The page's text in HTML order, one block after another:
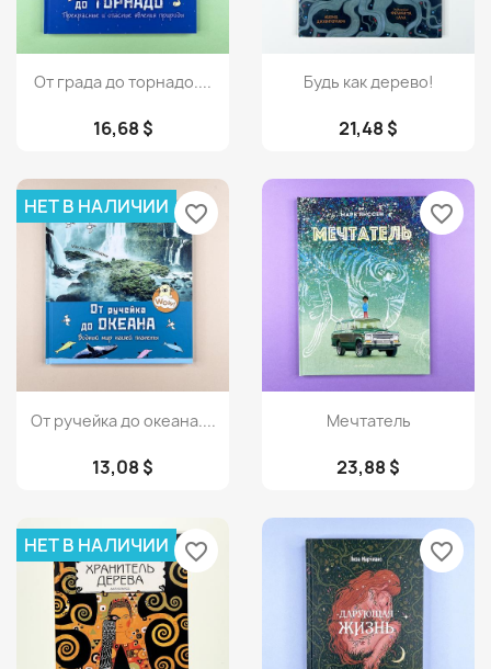
Просмотр
От града до торнадо....
16,68 $
Просмотр
Будь как дерево!
21,48 $
Просмотр
От ручейка до океана....
13,08 $
НЕТ В НАЛИЧИИ favorite_border
Просмотр
Мечтатель
23,88 $
favorite_border
НЕТ В НАЛИЧИИ favorite_border favorite_border